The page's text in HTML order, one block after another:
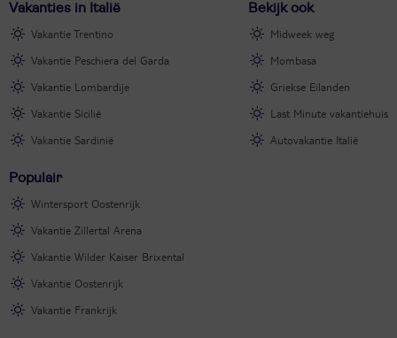
Vakanties in Italië
Vakantie Trentino
Vakantie Peschiera del Garda
Vakantie Lombardije
Vakantie Sicilië
Vakantie Sardinië
Bekijk ook
Midweek weg
Mombasa
Griekse Eilanden
Last Minute vakantiehuis
Autovakantie Italië
Populair
Wintersport Oostenrijk
Vakantie Zillertal Arena
Vakantie Wilder Kaiser Brixental
Vakantie Oostenrijk
Vakantie Frankrijk